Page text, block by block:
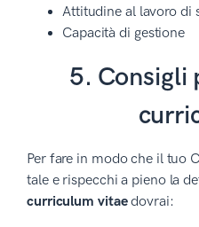
Attitudine al lavoro di
Capacità di gestione
5. Consigli
Per fare in modo che il tuo
tale e rispecchi a pieno la
curriculum vitaedovrai: